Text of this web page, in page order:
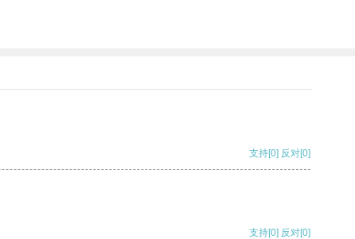
支持[0] 反对[0]
支持[0] 反对[0]